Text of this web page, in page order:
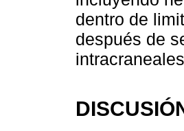
dentro de
después de